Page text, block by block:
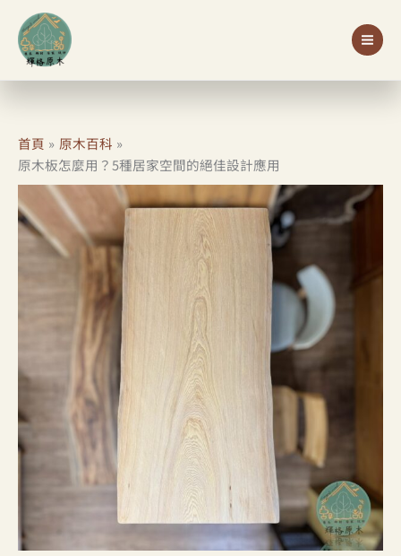
首頁
原木百科
原木板怎麼用？5種居家空間的絕佳設計應用